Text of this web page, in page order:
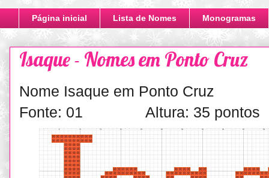
Página inicial Lista de Nomes Monogramas
Isaque - Nomes em Ponto Cruz
Nome Isaque em Ponto Cruz
Fonte: 01 Altura: 35